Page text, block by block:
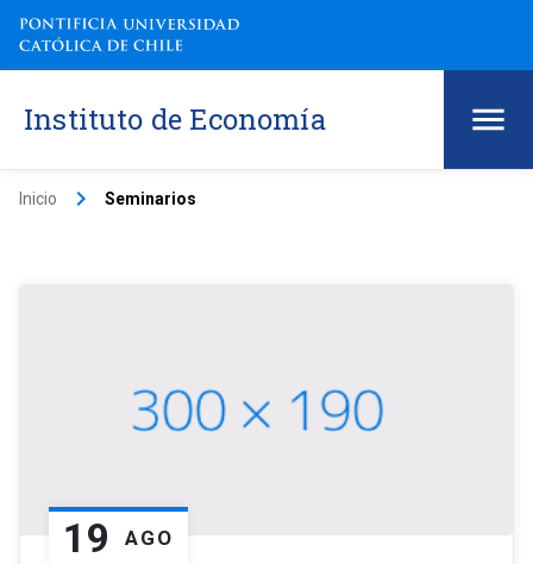
Instituto de Economía
Inicio keyboard_arrow_right Seminarios
19 AGO